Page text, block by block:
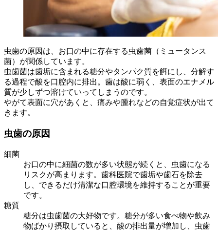
虫歯の原因は、お口の中に存在する虫歯菌（ミュータンス
菌）が関係しています。
虫歯菌は歯垢に含まれる糖分やタンパク質を餌にし、分解す
る過程で酸を口腔内に排出。歯は酸に弱く、表面のエナメル
質が少しずつ溶けていってしまうのです。
やがて表面に穴があくと、痛みや腫れなどの自覚症状が出て
きます。
虫歯の原因
細菌
お口の中に細菌の数が多い状態が続くと、虫歯になる
リスクが高まります。歯科医院で歯垢や歯石を除去
し、できるだけ清潔な口腔環境を維持することが重要
です。
糖質
糖分は虫歯菌の大好物です。糖分が多い食べ物や飲み
物ばかり摂取していると、酸の排出量が増加し、虫歯